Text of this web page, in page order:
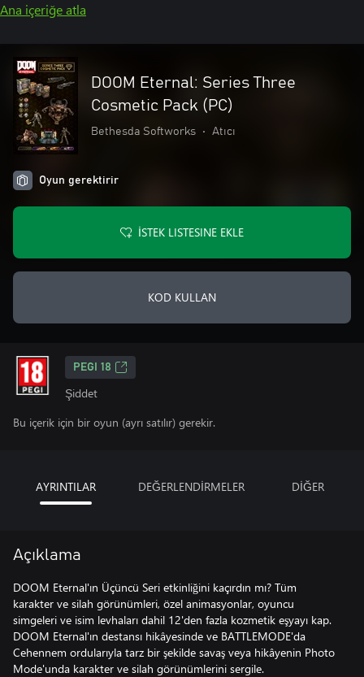
Ana içeriğe atla
DOOM Eternal: Series Three
Cosmetic Pack (PC)
Bethesda Softworks • Atıcı
Oyun gerektirir
İSTEK LISTESINE EKLE
KOD KULLAN
PEGI 18
Şiddet
Bu içerik için bir oyun (ayrı satılır) gerekir.
AYRINTILAR DEĞERLENDİRMELER DİĞER
Açıklama
DOOM Eternal'ın Üçüncü Seri etkinliğini kaçırdın mı? Tüm
karakter ve silah görünümleri, özel animasyonlar, oyuncu
simgeleri ve isim levhaları dahil 12'den fazla kozmetik eşyayı kap.
DOOM Eternal'ın destansı hikâyesinde ve BATTLEMODE'da
Cehennem ordularıyla tarz bir şekilde savaş veya hikâyenin Photo
Mode'unda karakter ve silah görünümlerini sergile.